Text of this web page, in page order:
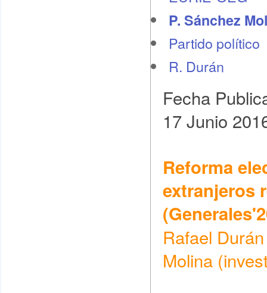
P. Sánchez
Partido político
R. Durán
Fecha
17 Junio
Reforma
extranjeros
Rafael
Molina